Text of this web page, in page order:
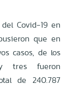
Covid-19 en
que en
casos, de los
tres fueron
de 240.787